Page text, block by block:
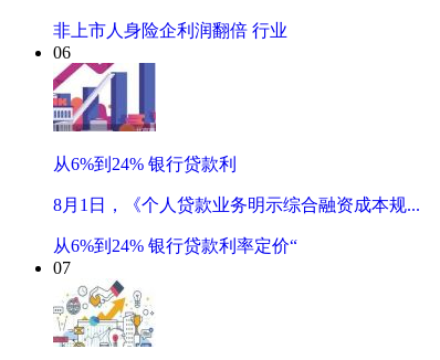
非上市人身险企利润翻倍 行业
06
从6%到24% 银行贷款利
8月1日，《个人贷款业务明示综合融资成本规...
从6%到24% 银行贷款利率定价“
07